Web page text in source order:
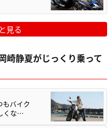
見る
崎静夏がじっくり乗って
もバイク
くな…